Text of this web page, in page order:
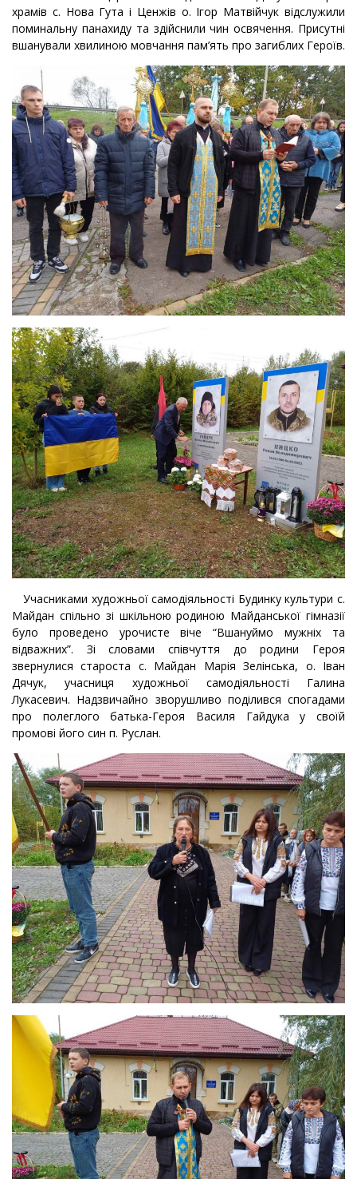
храмів с. Нова Гута і Ценжів о. Ігор Матвійчук відслужили
поминальну панахиду та здійснили чин освячення. Присутні
вшанували хвилиною мовчання пам’ять про загиблих Героїв.
Учасниками художньої самодіяльності Будинку культури с.
Майдан спільно зі шкільною родиною Майданської гімназії
було проведено урочисте віче “Вшануймо мужніх та
відважних”. Зі словами співчуття до родини Героя
звернулися староста с. Майдан Марія Зелінська, о. Іван
Дячук, учасниця художньої самодіяльності Галина
Лукасевич. Надзвичайно зворушливо поділився спогадами
про полеглого батька-Героя Василя Гайдука у своїй
промові його син п. Руслан.